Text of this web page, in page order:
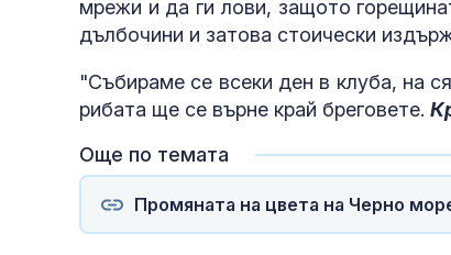
мрежи и да ги лови, защото
дълбочини и затова стоически
"Събираме се всеки ден в клуба, на
рибата ще се върне край бреговете.
Още по темата
Промяната на цвета на Черно